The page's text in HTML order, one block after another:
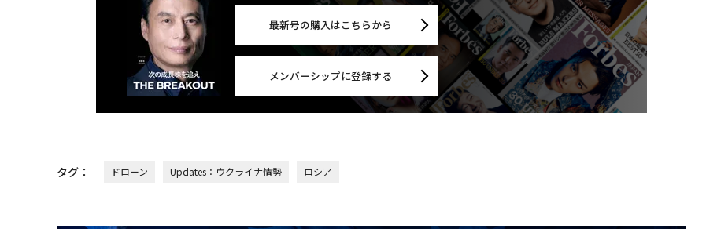
最新号の購入はこちらから
メンバーシップに登録する
タグ： ドローン Updates：ウクライナ情勢 ロシア